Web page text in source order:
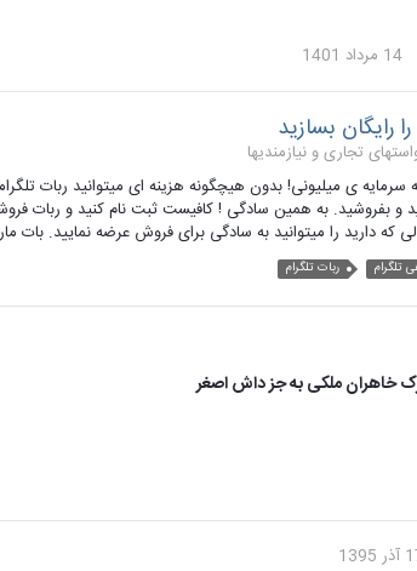
14 مرداد 1401
رایگان بسازید
تجاری و نیازمندیها
سرمایه ی میلیونی! بدون هیچگونه هزینه ای میتوانید ربات
و بفروشید. به همین سادگی ! کافیست ثبت نام کنید و ربات
که دارید را میتوانید به سادگی برای فروش عرضه نمایید. بات
تلگرام ربات تلگرام
خاهران ملکی به جز داش اصغر